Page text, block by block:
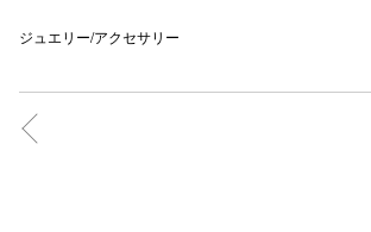
ジュエリー/アクセサリー